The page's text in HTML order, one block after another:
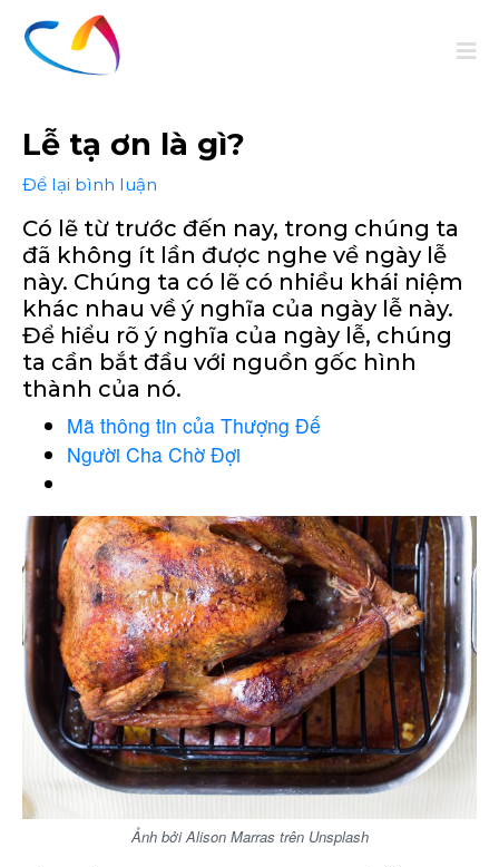
Lễ tạ ơn là gì?
Để lại bình luận
Có lẽ từ trước đến nay, trong chúng ta
đã không ít lần được nghe về ngày lễ
này. Chúng ta có lẽ có nhiều khái niệm
khác nhau về ý nghĩa của ngày lễ này.
Để hiểu rõ ý nghĩa của ngày lễ, chúng
ta cần bắt đầu với nguồn gốc hình
thành của nó.
Mã thông tin của Thượng Đế
Người Cha Chờ Đợi
Ảnh bởi Alison Marras trên Unsplash